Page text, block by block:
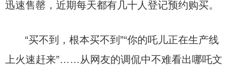
迅速售罄，近期每天都有几十人登记预约购买。
“买不到，根本买不到”“你的吒儿正在生产线
上火速赶来”……从网友的调侃中不难看出哪吒文